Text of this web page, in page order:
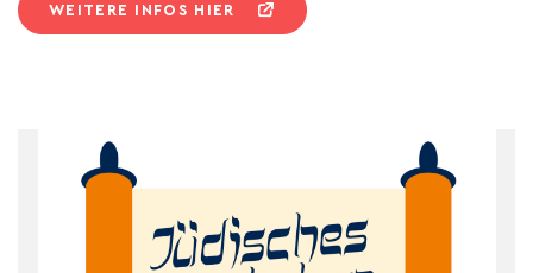
WEITERE INFOS HIER